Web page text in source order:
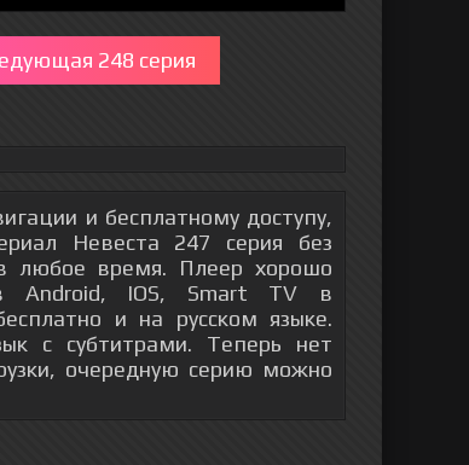
248 серия
и бесплатному доступу,
Невеста 247 серия без
любое время. Плеер хорошо
Android, IOS, Smart TV в
и на русском языке.
с субтитрами. Теперь нет
очередную серию можно